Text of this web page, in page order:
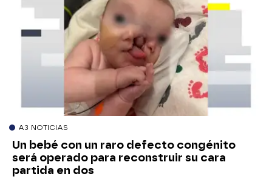
A3 NOTICIAS
Un bebé con un raro defecto congénito
será operado para reconstruir su cara
partida en dos